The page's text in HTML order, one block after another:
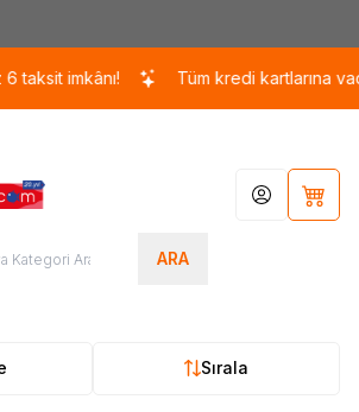
imkânı! Tüm kredi kartlarına
ARA
Hesabım
Sırala